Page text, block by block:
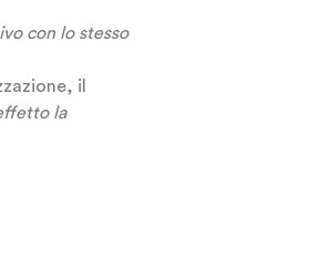
con lo stesso
il
la